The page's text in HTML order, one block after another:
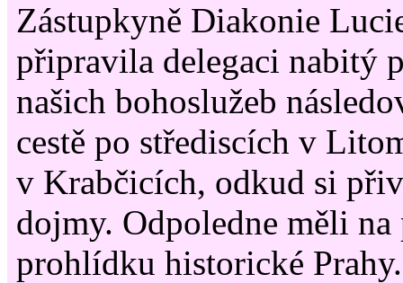
Zástupkyně Diakonie
připravila delegaci nabitý
našich bohoslužeb
cestě po střediscích v
v Krabčicích, odkud si
dojmy. Odpoledne měli na
prohlídku historické